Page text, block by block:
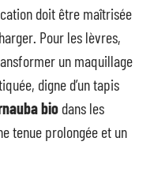
doit être maîtrisée
Pour les lèvres,
un maquillage
digne d’un tapis
bio dans les
tenue prolongée et un